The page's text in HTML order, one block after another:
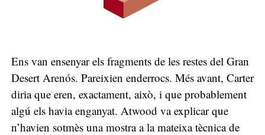
Ens van ensenyar els fragments de les restes del Gran
Desert Arenós. Pareixien enderrocs. Més avant, Carter
diria que eren, exactament, això, i que probablement
algú els havia enganyat. Atwood va explicar que
n’havien sotmès una mostra a la mateixa tècnica de